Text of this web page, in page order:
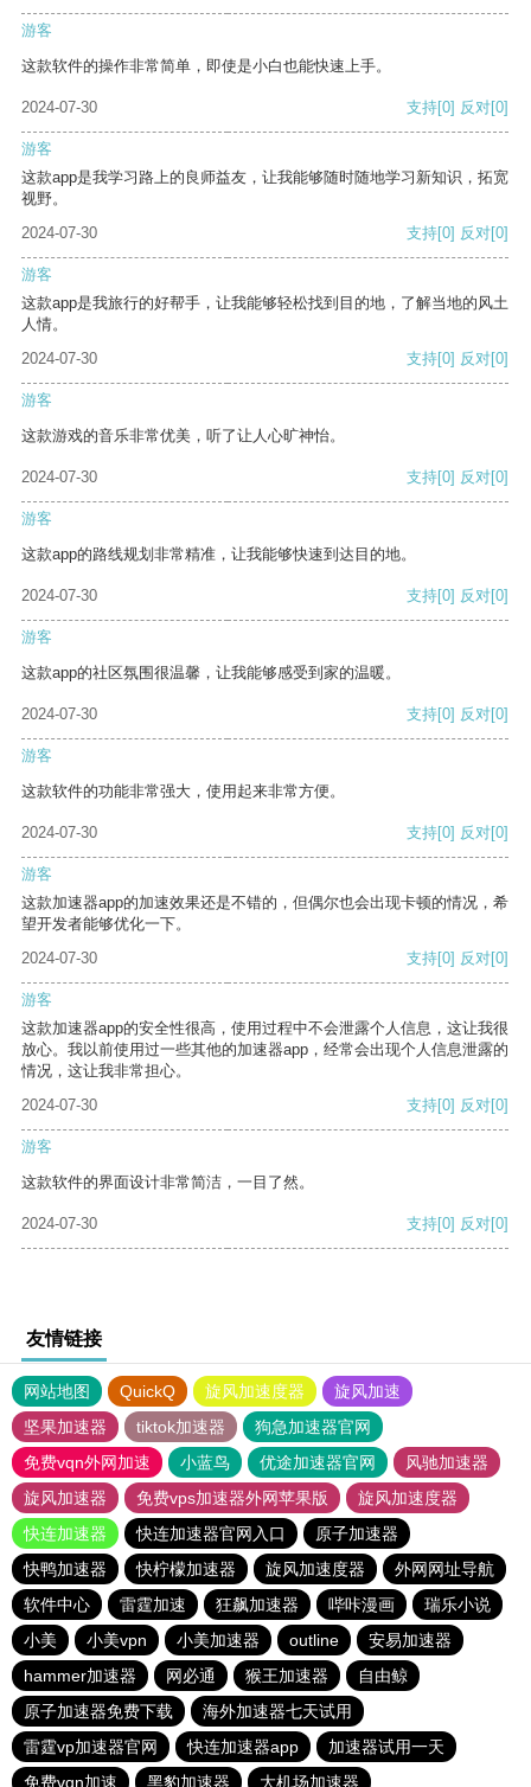
游客
这款软件的操作非常简单，即使是小白也能快速上手。
2024-07-30 支持[0] 反对[0]
游客
这款app是我学习路上的良师益友，让我能够随时随地学习新知识，拓宽
视野。
2024-07-30
支持[0] 反对[0]
游客
这款app是我旅行的好帮手，让我能够轻松找到目的地，了解当地的风土
人情。
2024-07-30
支持[0] 反对[0]
游客
这款游戏的音乐非常优美，听了让人心旷神怡。
2024-07-30 支持[0] 反对[0]
游客
这款app的路线规划非常精准，让我能够快速到达目的地。
2024-07-30 支持[0] 反对[0]
游客
这款app的社区氛围很温馨，让我能够感受到家的温暖。
2024-07-30 支持[0] 反对[0]
游客
这款软件的功能非常强大，使用起来非常方便。
2024-07-30 支持[0] 反对[0]
游客
这款加速器app的加速效果还是不错的，但偶尔也会出现卡顿的情况，希
望开发者能够优化一下。
2024-07-30
支持[0] 反对[0]
游客
这款加速器app的安全性很高，使用过程中不会泄露个人信息，这让我很
放心。我以前使用过一些其他的加速器app，经常会出现个人信息泄露的
情况，这让我非常担心。
2024-07-30
支持[0] 反对[0]
游客
这款软件的界面设计非常简洁，一目了然。
2024-07-30 支持[0] 反对[0]
友情链接
网站地图 QuickQ 旋风加速度器
旋风加速
坚果加速器
tiktok加速器
狗急加速器官网
免费vqn外网加速
小蓝鸟 优途加速器官网
风驰加速器
旋风加速器
免费vps加速器外网苹果版
旋风加速度器
快连加速器
快连加速器官网入口
原子加速器
快鸭加速器
快柠檬加速器 旋风加速度器
外网网址导航
软件中心
雷霆加速 狂飙加速器 哔咔漫画
瑞乐小说
小美
小美vpn 小美加速器 outline
安易加速器
hammer加速器
网必通 猴王加速器
自由鲸
原子加速器免费下载
海外加速器七天试用
雷霆vp加速器官网
快连加速器app
加速器试用一天
免费vqn加速
黑豹加速器 大机场加速器